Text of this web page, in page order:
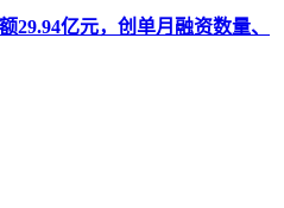
29.94亿元，创单月融资数量、